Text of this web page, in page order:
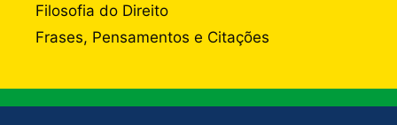
Filosofia do Direito
Frases, Pensamentos e Citações